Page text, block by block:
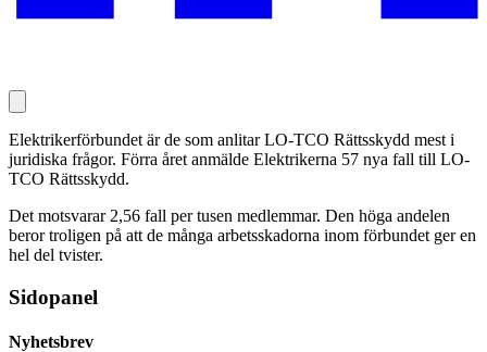
Elektrikerförbundet är de som anlitar LO-TCO Rättsskydd mest i
juridiska frågor. Förra året anmälde Elektrikerna 57 nya fall till LO-
TCO Rättsskydd.
Det motsvarar 2,56 fall per tusen medlemmar. Den höga andelen
beror troligen på att de många arbetsskadorna inom förbundet ger en
hel del tvister.
Sidopanel
Nyhetsbrev